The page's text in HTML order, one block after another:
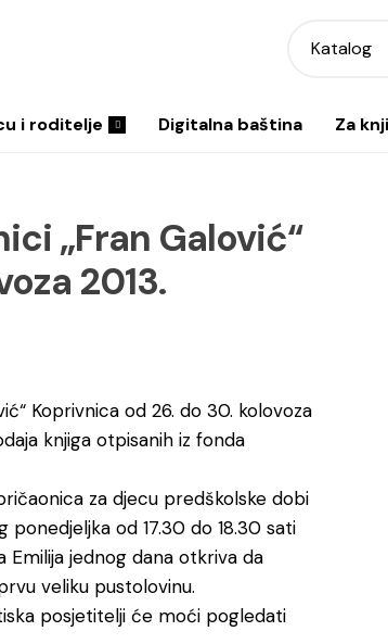
Katalog
i roditelje Digitalna baština Za
„Fran Galović“
2013.
Koprivnica od 26. do 30. kolovoza
knjiga otpisanih iz fonda
za djecu predškolske dobi
ponedjeljka od 17.30 do 18.30 sati
Emilija jednog dana otkriva da
veliku pustolovinu.
posjetitelji će moći pogledati